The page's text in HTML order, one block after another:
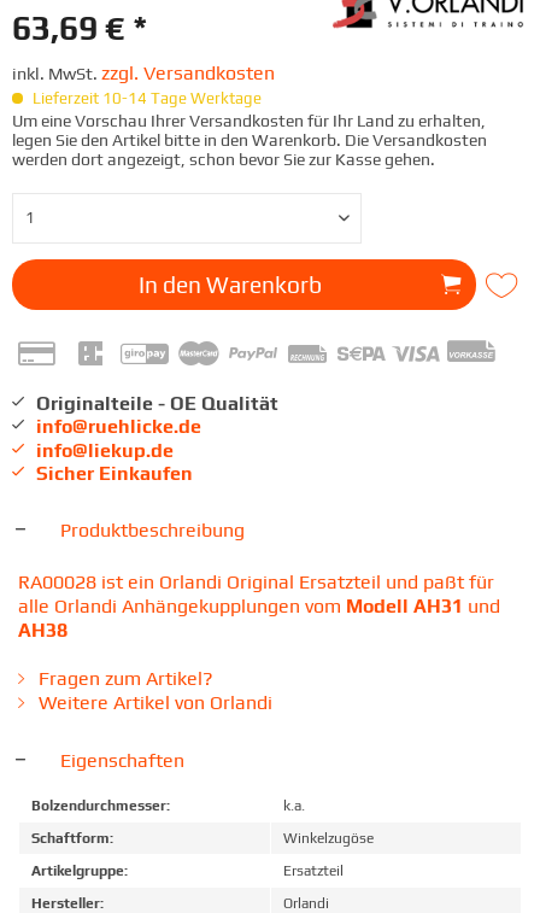
63,69 € *
inkl. MwSt. zzgl. Versandkosten
Lieferzeit 10-14 Tage Werktage
Um eine Vorschau Ihrer Versandkosten für Ihr Land zu erhalten,
legen Sie den Artikel bitte in den Warenkorb. Die Versandkosten
werden dort angezeigt, schon bevor Sie zur Kasse gehen.
In den Warenkorb
Originalteile - OE Qualität
info@ruehlicke.de
info@liekup.de
Sicher Einkaufen
Produktbeschreibung
RA00028 ist ein Orlandi Original Ersatzteil und paßt für
alle Orlandi Anhängekupplungen vom Modell AH31 und
AH38
Fragen zum Artikel?
Weitere Artikel von Orlandi
Eigenschaften
Bolzendurchmesser:
k.a.
Schaftform:
Winkelzugöse
Artikelgruppe:
Ersatzteil
Hersteller:
Orlandi